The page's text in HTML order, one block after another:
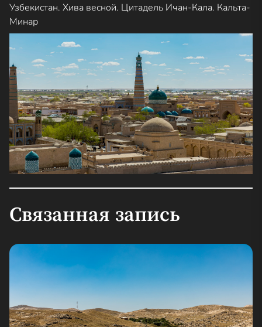
Узбекистан. Хива весной. Цитадель Ичан-Кала. Кальта-
Минар
Связанная запись